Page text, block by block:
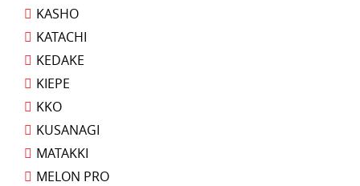
KASHO
KATACHI
KEDAKE
KIEPE
KKO
KUSANAGI
MATAKKI
MELON PRO